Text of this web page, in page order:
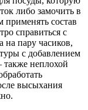
либо замочить в
применять состав
справиться с
на пару часиков,
с добавлением
неплохой
высыхания